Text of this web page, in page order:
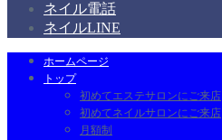
ネイル電話
ネイルLINE
ホームページ
トップ
初めてエステサロンにご来店
初めてネイルサロンにご来店
月額制